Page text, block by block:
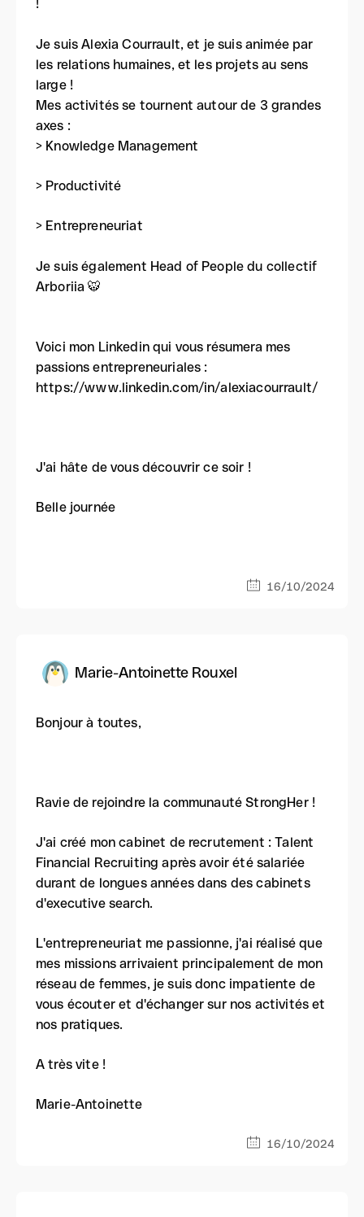
!
Je suis Alexia Courrault, et je suis animée par
les relations humaines, et les projets au sens
large !
Mes activités se tournent autour de 3 grandes
axes :
> Knowledge Management
> Productivité
> Entrepreneuriat
Je suis également Head of People du collectif
Arboriia 🐯
Voici mon Linkedin qui vous résumera mes
passions entrepreneuriales :
https://www.linkedin.com/in/alexiacourrault/
J'ai hâte de vous découvrir ce soir !
Belle journée
16/10/2024
Marie-Antoinette Rouxel
Bonjour à toutes,
Ravie de rejoindre la communauté StrongHer !
J'ai créé mon cabinet de recrutement : Talent
Financial Recruiting après avoir été salariée
durant de longues années dans des cabinets
d'executive search.
L'entrepreneuriat me passionne, j'ai réalisé que
mes missions arrivaient principalement de mon
réseau de femmes, je suis donc impatiente de
vous écouter et d'échanger sur nos activités et
nos pratiques.
A très vite !
Marie-Antoinette
16/10/2024